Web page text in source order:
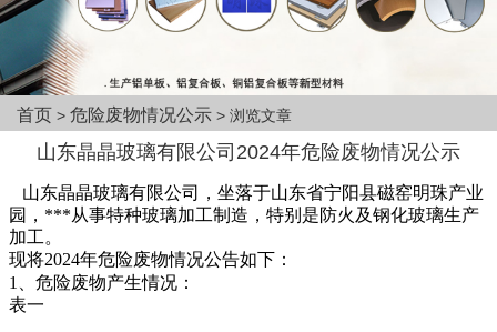
首页 > 危险废物情况公示 > 浏览文章
山东晶晶玻璃有限公司2024年危险废物情况公示
山东晶晶玻璃有限公司，坐落于山东省宁阳县磁窑明珠产业
园，***从事特种玻璃加工制造，特别是防火及钢化玻璃生产
加工。
现将2024年危险废物情况公告如下：
1、危险废物产生情况：
表一